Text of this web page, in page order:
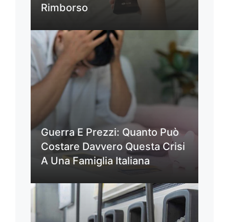
Rimborso
Guerra E Prezzi: Quanto Può
Costare Davvero Questa Crisi
A Una Famiglia Italiana